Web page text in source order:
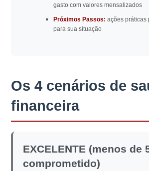
gasto com valores mensalizados
Próximos Passos: ações práticas
para sua situação
Os 4 cenários de
financeira
EXCELENTE (menos de
comprometido)